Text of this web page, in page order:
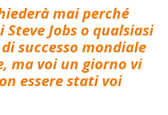
mai perché
Jobs o qualsiasi
successo mondiale
ma voi un giorno vi
essere stati voi